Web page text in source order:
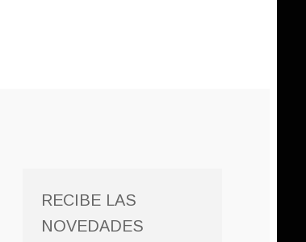
RECIBE LAS
NOVEDADES